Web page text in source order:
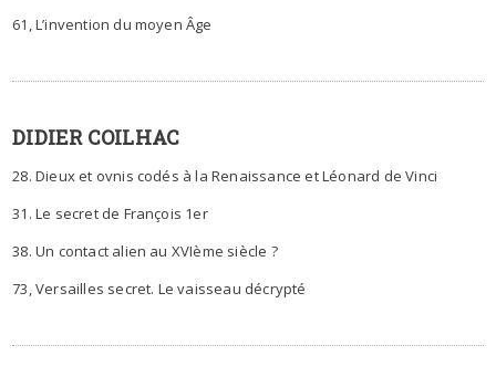
61, L’invention du moyen Âge
DIDIER COILHAC
28. Dieux et ovnis codés à la Renaissance et Léonard de Vinci
31. Le secret de François 1er
38. Un contact alien au XVIème siècle ?
73, Versailles secret. Le vaisseau décrypté